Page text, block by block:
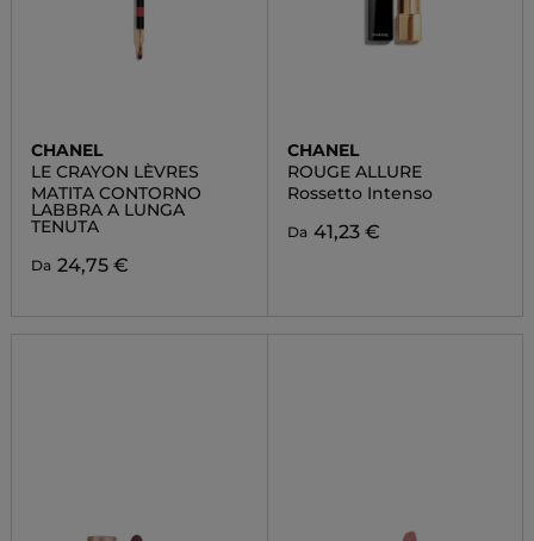
CHANEL
LE CRAYON LÈVRES
MATITA CONTORNO
LABBRA A LUNGA
TENUTA
Da 24,75 €
CHANEL
ROUGE ALLURE
Rossetto Intenso
Da 41,23 €